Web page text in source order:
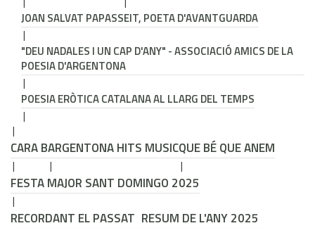
JOAN SALVAT PAPASSEIT, POETA D'AVANTGUARDA
"DEU NADALES I UN CAP D'ANY" - ASSOCIACIÓ AMICS DE LA
POESIA D'ARGENTONA
POESIA ERÒTICA CATALANA AL LLARG DEL TEMPS
CARA BARGENTONA HITS MUSICQUE BÉ QUE ANEM
FESTA MAJOR SANT DOMINGO 2025
RECORDANT EL PASSAT RESUM DE L'ANY 2025